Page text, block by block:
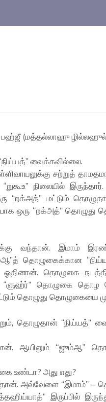
(மத்தல்லாஹு
வைக்கவில்லை.
சற்றுத்
நிலையில்
“றக்அத்” மட்டும்
ஒரு “றக்அத்” தொழுது
வந்தான். இமாம்
தொழுகைக்கான
ஓதினான். தொழுகை
தொழுகை தொழ
தொழுது தொழுகையை
தொழுதான் “நிய்யத்”
ஆயினும் “ஜும்ஆ”
உண்டா? அது எது?
அவ்வேளை “இமாம்” –
இருப்பில்